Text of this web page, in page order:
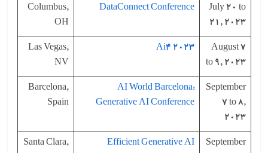
July 20 to
21, 2023
DataConnect Conference
Columbus,
OH
August 7
to 9, 2023
Ai4 2023
Las Vegas,
NV
September
7 to 8,
2023
AI World Barcelona:
Generative AI Conference
Barcelona,
Spain
September
Efficient Generative AI
Santa Clara,